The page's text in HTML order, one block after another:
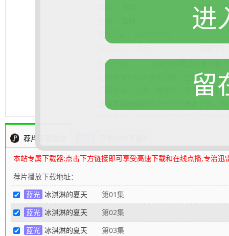
地区：
上映日期
剧情介绍：
心理学专业的大学生苏晚（包晨希 饰）
们受伤害。一次，她得知一批狗狗被不
自循着线索找到不法分子的藏身之处，
饰）。儿时两人亲密无间，却因种种变
.......... 展开更多
荐片下载播放
本站专属下载器:点击下方链接即可享受高速下载和在线点播,专治迅
荐片播放下载地址：
蓝光 冰淇淋的夏天 第01集
蓝光 冰淇淋的夏天 第02集
蓝光 冰淇淋的夏天 第03集
进
留